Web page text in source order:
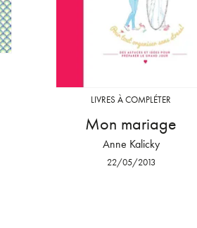
LIVRES À COMPLÉTER
Mon mariage
Anne Kalicky
22/05/2013